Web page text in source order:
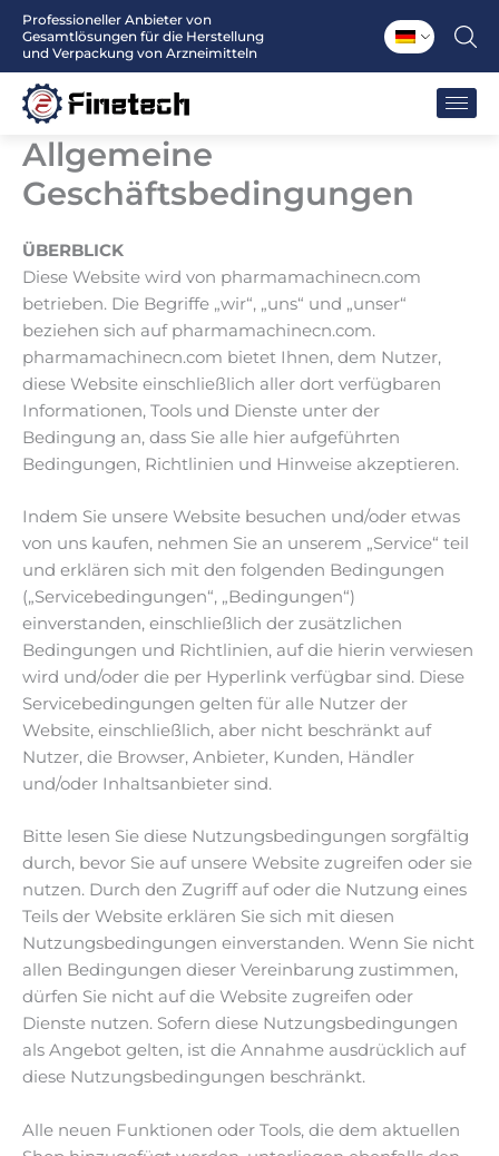
Zum
Inhalt
Professioneller Anbieter von
Gesamtlösungen für die Herstellung
und Verpackung von Arzneimitteln
Allgemeine
Geschäftsbedingungen
ÜBERBLICK
Diese Website wird von pharmamachinecn.com
betrieben. Die Begriffe „wir“, „uns“ und „unser“
beziehen sich auf pharmamachinecn.com.
pharmamachinecn.com bietet Ihnen, dem Nutzer,
diese Website einschließlich aller dort verfügbaren
Informationen, Tools und Dienste unter der
Bedingung an, dass Sie alle hier aufgeführten
Bedingungen, Richtlinien und Hinweise akzeptieren.
Indem Sie unsere Website besuchen und/oder etwas
von uns kaufen, nehmen Sie an unserem „Service“ teil
und erklären sich mit den folgenden Bedingungen
(„Servicebedingungen“, „Bedingungen“)
einverstanden, einschließlich der zusätzlichen
Bedingungen und Richtlinien, auf die hierin verwiesen
wird und/oder die per Hyperlink verfügbar sind. Diese
Servicebedingungen gelten für alle Nutzer der
Website, einschließlich, aber nicht beschränkt auf
Nutzer, die Browser, Anbieter, Kunden, Händler
und/oder Inhaltsanbieter sind.
Bitte lesen Sie diese Nutzungsbedingungen sorgfältig
durch, bevor Sie auf unsere Website zugreifen oder sie
nutzen. Durch den Zugriff auf oder die Nutzung eines
Teils der Website erklären Sie sich mit diesen
Nutzungsbedingungen einverstanden. Wenn Sie nicht
allen Bedingungen dieser Vereinbarung zustimmen,
dürfen Sie nicht auf die Website zugreifen oder
Dienste nutzen. Sofern diese Nutzungsbedingungen
als Angebot gelten, ist die Annahme ausdrücklich auf
diese Nutzungsbedingungen beschränkt.
Alle neuen Funktionen oder Tools, die dem aktuellen